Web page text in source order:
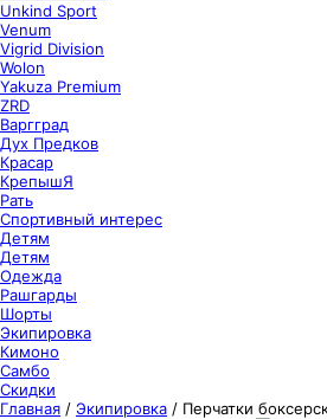
Unkind Sport
Venum
Vigrid Division
Wolon
Yakuza Premium
ZRD
Варгград
Дух Предков
Красар
КрепышЯ
Рать
Спортивный интерес
Детям
Детям
Одежда
Рашгарды
Шорты
Экипировка
Кимоно
Самбо
Скидки
Главная / Экипировка / Перчатки